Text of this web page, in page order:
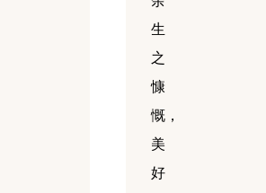
生
之
慷
慨，
美
好